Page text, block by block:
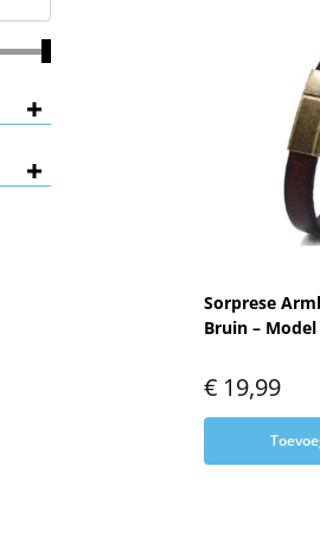
Sorprese
Bruin – Model
€19,99